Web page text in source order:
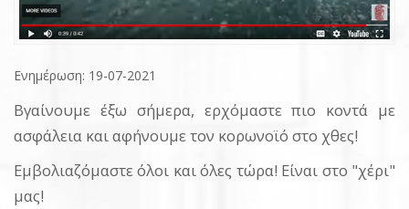
Ενημέρωση: 19-07-2021
Βγαίνουμε έξω σήμερα, ερχόμαστε πιο κοντά με
ασφάλεια και αφήνουμε τον κορωνοϊό στο χθες!
Εμβολιαζόμαστε όλοι και όλες τώρα! Είναι στο "χέρι"
μας!